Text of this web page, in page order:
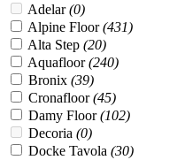
Adelar(0)
Alpine Floor(431)
Alta Step (20)
Aquafloor(240)
Bronix (39)
Cronafloor(45)
Damy Floor(102)
Decoria (0)
Docke Tavola (30)